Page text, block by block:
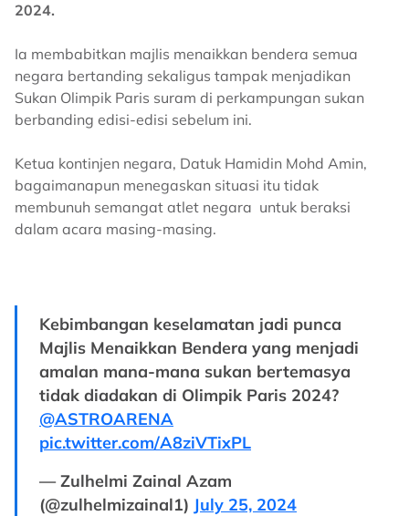
2024.
Ia membabitkan majlis menaikkan bendera semua
negara bertanding sekaligus tampak menjadikan
Sukan Olimpik Paris suram di perkampungan sukan
berbanding edisi-edisi sebelum ini.
Ketua kontinjen negara, Datuk Hamidin Mohd Amin,
bagaimanapun menegaskan situasi itu tidak
membunuh semangat atlet negara untuk beraksi
dalam acara masing-masing.
Kebimbangan keselamatan jadi punca
Majlis Menaikkan Bendera yang menjadi
amalan mana-mana sukan bertemasya
tidak diadakan di Olimpik Paris 2024?
@ASTROARENA
pic.twitter.com/A8ziVTixPL
— Zulhelmi Zainal Azam
(@zulhelmizainal1) July 25, 2024